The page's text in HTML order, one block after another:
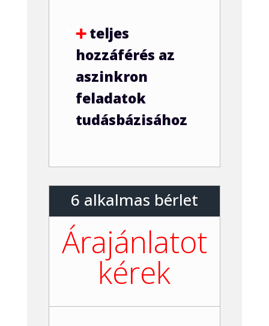
➕teljes
hozzáférés az
aszinkron
feladatok
tudásbázisához
6 alkalmas bérlet
Árajánlatot
kérek